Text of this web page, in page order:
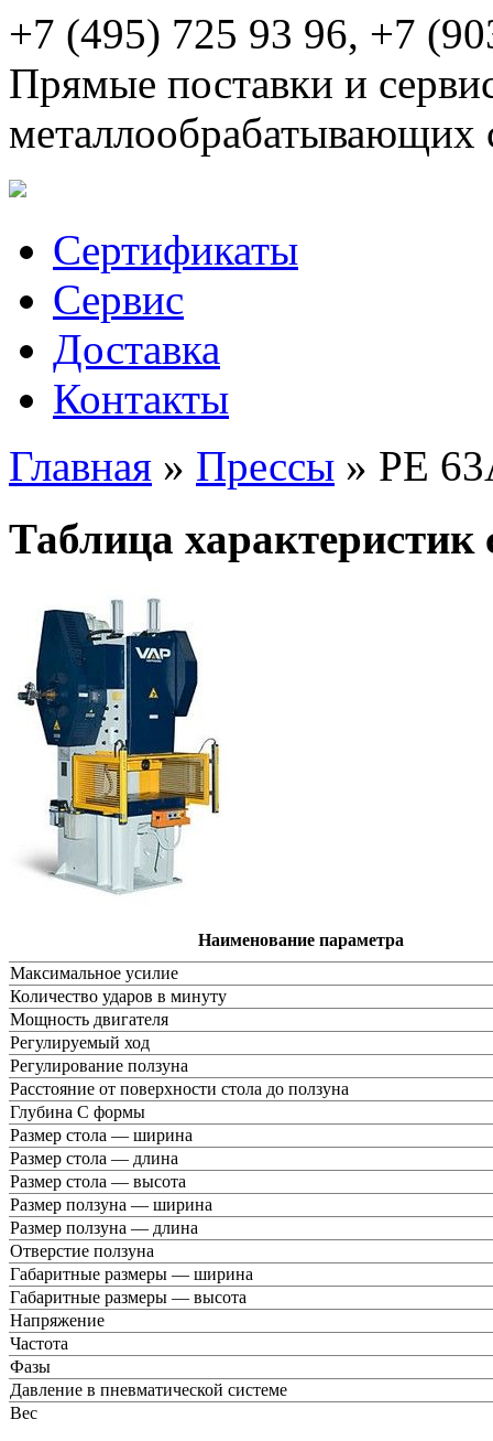
+7 (495) 725 93 96, +7
Прямые поставки и
металлообрабатывающих
Сертификаты
Сервис
Доставка
Контакты
Главная » Прессы » PE
Таблица характеристик
Наименование параметра
Максимальное усилие
Количество ударов в минуту
Мощность двигателя
Регулируемый ход
Регулирование ползуна
Расстояние от поверхности стола до ползуна
Глубина С формы
Размер стола — ширина
Размер стола — длина
Размер стола — высота
Размер ползуна — ширина
Размер ползуна — длина
Отверстие ползуна
Габаритные размеры — ширина
Габаритные размеры — высота
Напряжение
Частота
Фазы
Давление в пневматической системе
Вес